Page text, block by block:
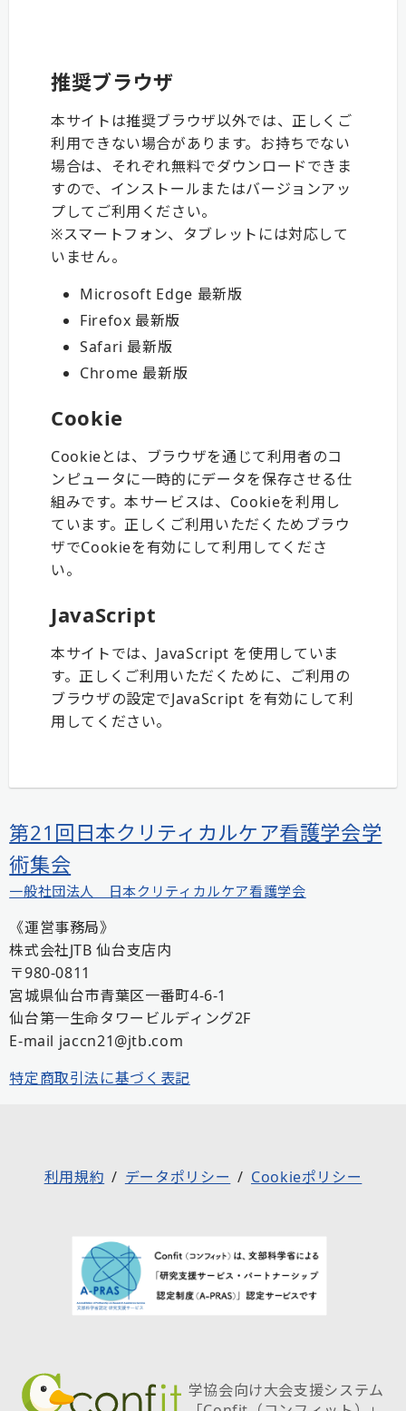
推奨ブラウザ
本サイトは推奨ブラウザ以外では、正しくご
利用できない場合があります。お持ちでない
場合は、それぞれ無料でダウンロードできま
すので、インストールまたはバージョンアッ
プしてご利用ください。
※スマートフォン、タブレットには対応して
いません。
Microsoft Edge 最新版
Firefox 最新版
Safari 最新版
Chrome 最新版
Cookie
Cookieとは、ブラウザを通じて利用者のコ
ンピュータに一時的にデータを保存させる仕
組みです。本サービスは、Cookieを利用し
ています。正しくご利用いただくためブラウ
ザでCookieを有効にして利用してくださ
い。
JavaScript
本サイトでは、JavaScript を使用していま
す。正しくご利用いただくために、ご利用の
ブラウザの設定でJavaScript を有効にして利
用してください。
第21回日本クリティカルケア看護学会学
術集会
一般社団法人 日本クリティカルケア看護学会
《運営事務局》
株式会社JTB 仙台支店内
〒980-0811
宮城県仙台市青葉区一番町4-6-1
仙台第一生命タワービルディング2F
E-mail jaccn21@jtb.com
特定商取引法に基づく表記
利用規約 データポリシー Cookieポリシー
学協会向け大会支援システム